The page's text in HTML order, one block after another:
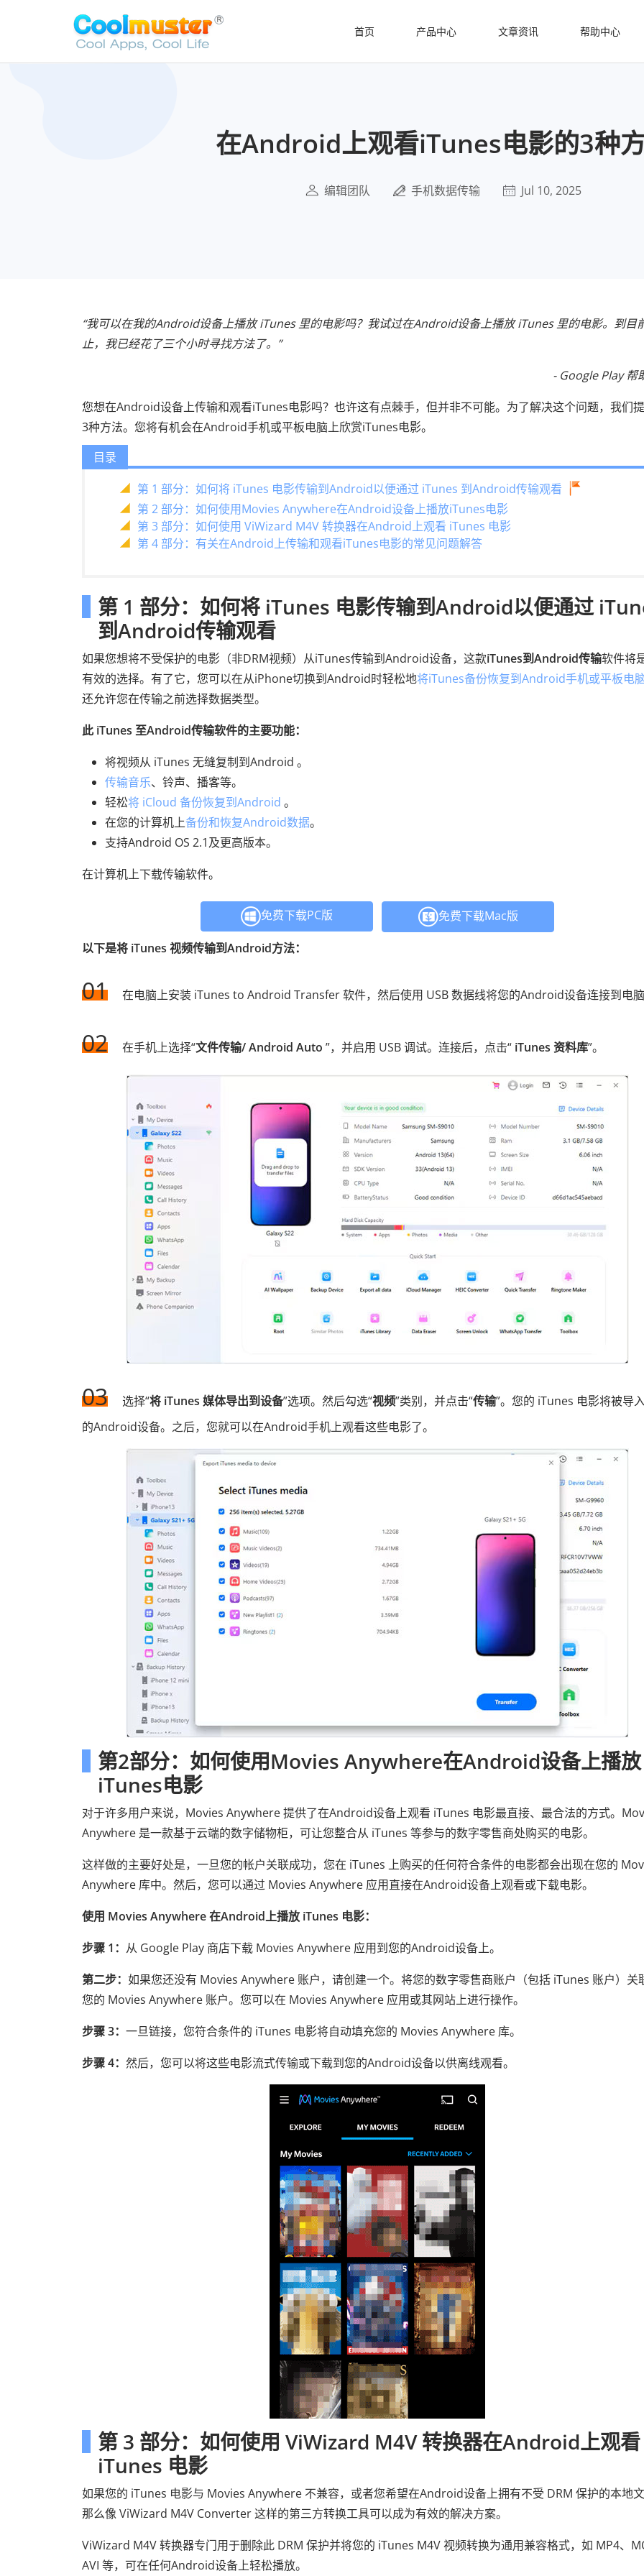
首页 产品中心 文章资讯 帮助中心
在Android上观看iTunes电影的3种
编辑团队 手机数据传输 Jul 10, 2025
“我可以在我的Android设备上播放 iTunes 里的电影吗？我试过在Android设备上播放 iTunes 里的电影。到目
止，我已经花了三个小时寻找方法了。”
- Google Play 帮
您想在Android设备上传输和观看iTunes电影吗？也许这有点棘手，但并非不可能。为了解决这个问题，我们
3种方法。您将有机会在Android手机或平板电脑上欣赏iTunes电影。
目录
第 1 部分：如何将 iTunes 电影传输到Android以便通过 iTunes 到Android传输观看
第 2 部分：如何使用Movies Anywhere在Android设备上播放iTunes电影
第 3 部分：如何使用 ViWizard M4V 转换器在Android上观看 iTunes 电影
第 4 部分：有关在Android上传输和观看iTunes电影的常见问题解答
第 1 部分：如何将 iTunes 电影传输到Android以便通过
到Android传输观看
如果您想将不受保护的电影（非DRM视频）从iTunes传输到Android设备，这款iTunes到Android传输软件将
有效的选择。有了它，您可以在从iPhone切换到Android时轻松地将iTunes备份恢复到Android手机或平板电
还允许您在传输之前选择数据类型。
此 iTunes 至Android传输软件的主要功能：
将视频从 iTunes 无缝复制到Android 。
传输音乐、铃声、播客等。
轻松将 iCloud 备份恢复到Android 。
在您的计算机上备份和恢复Android数据。
支持Android OS 2.1及更高版本。
在计算机上下载传输软件。
免费下载PC版 免费下载Mac版
以下是将 iTunes 视频传输到Android方法：
01 在电脑上安装 iTunes to Android Transfer 软件，然后使用 USB 数据线将您的Android设备连接到电
02 在手机上选择“文件传输/ Android Auto ”，并启用 USB 调试。连接后，点击“ iTunes 资料库”。
03 选择“将 iTunes 媒体导出到设备”选项。然后勾选“视频”类别，并点击“传输”。您的 iTunes 电影将被导
的Android设备。之后，您就可以在Android手机上观看这些电影了。
第2部分：如何使用Movies Anywhere在Android设备上播放
iTunes电影
对于许多用户来说，Movies Anywhere 提供了在Android设备上观看 iTunes 电影最直接、最合法的方式。
Anywhere 是一款基于云端的数字储物柜，可让您整合从 iTunes 等参与的数字零售商处购买的电影。
这样做的主要好处是，一旦您的帐户关联成功，您在 iTunes 上购买的任何符合条件的电影都会出现在您的
Anywhere 库中。然后，您可以通过 Movies Anywhere 应用直接在Android设备上观看或下载电影。
使用 Movies Anywhere 在Android上播放 iTunes 电影：
步骤 1： 从 Google Play 商店下载 Movies Anywhere 应用到您的Android设备上。
第二步： 如果您还没有 Movies Anywhere 账户，请创建一个。将您的数字零售商账户（包括 iTunes 账户）关
您的 Movies Anywhere 账户。您可以在 Movies Anywhere 应用或其网站上进行操作。
步骤 3： 一旦链接，您符合条件的 iTunes 电影将自动填充您的 Movies Anywhere 库。
步骤 4： 然后，您可以将这些电影流式传输或下载到您的Android设备以供离线观看。
第 3 部分：如何使用 ViWizard M4V 转换器在Android上观看
iTunes 电影
如果您的 iTunes 电影与 Movies Anywhere 不兼容，或者您​​希望在Android设备上拥有不受 DRM 保护的本地
那么像 ViWizard M4V Converter 这样的第三方转换工具可以成为有效的解决方案。
ViWizard M4V 转换器专门用于删除此 DRM 保护并将您的 iTunes M4V 视频转换为通用兼容格式，如 MP4、
AVI 等，可在任何Android设备上轻松播放。